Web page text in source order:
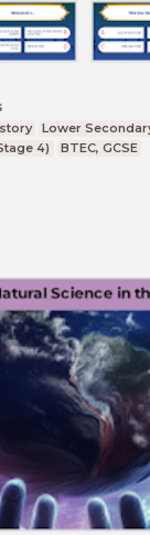
Lower
4)
BTEC, GCSE